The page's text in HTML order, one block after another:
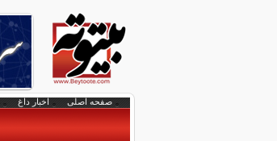
صفحه اصلی اخبار داغ